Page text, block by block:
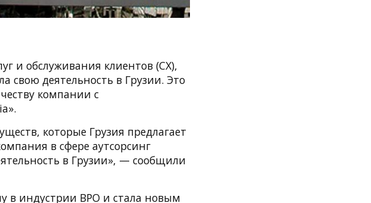
и обслуживания клиентов (CX),
свою деятельность в Грузии. Это
компании с
которые Грузия предлагает
в сфере аутсорсинг
в Грузии», — сообщили
в индустрии BPO и стала новым